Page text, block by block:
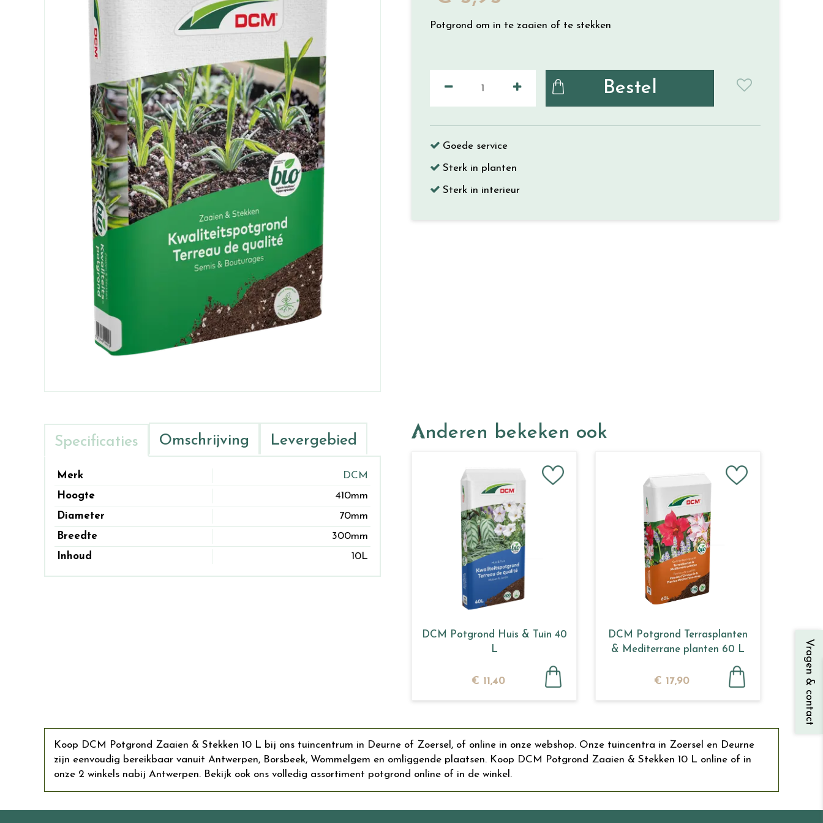
Potgrond om in te zaaien of te stekken
Goede service
Sterk in planten
Sterk in interieur
Specificaties Omschrijving Levergebied
Merk
DCM
Hoogte
410mm
Diameter
70mm
Breedte
300mm
Inhoud
10L
Anderen bekeken ook
DCM Potgrond Huis & Tuin 40
L
€ 11,40
DCM Potgrond Terrasplanten
& Mediterrane planten 60 L
€ 17,90
Koop DCM Potgrond Zaaien & Stekken 10 L bij ons tuincentrum in Deurne of Zoersel, of online in onze webshop. Onze tuincentra in Zoersel en Deurne
zijn eenvoudig bereikbaar vanuit Antwerpen, Borsbeek, Wommelgem en omliggende plaatsen. Koop DCM Potgrond Zaaien & Stekken 10 L online of in
onze 2 winkels nabij Antwerpen. Bekijk ook ons volledig assortiment potgrond online of in de winkel.
Vragen & contact